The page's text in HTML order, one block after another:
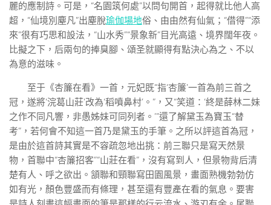
麗的應制詩。可是，“名園筑何處”以問句開首，起得就比他人高
超，“仙境別塵凡”出塵脫瑜伽場地俗、由由然有仙氣；“借得”“添
來”很有巧思和設法，“山水秀”“景象新”目光高遠、境界闊年夜。
比擬之下，后兩句的捧臭腳、頌圣就顯得有點決心為之、不以
為意的滋味。
至于《杏簾在看》一首，元妃既“指‘杏簾’一首為前三首之
冠，遂將‘浣葛山莊’改為‘稻噴鼻村’。”，又“笑道：‘終是薛林二妹
之作不同凡響，非愚姊妹可同列者。’”還了解黛玉為寶玉“替
考”，若何會不知這一首乃是黛玉的手筆。之所以評這首為冠，
是由於這首詩其實是不容疏忽地出挑：前三聯只是寫天然景
物，首聯中“杏簾招客”“山莊在看”，沒有寫到人，但景物背后清
楚有人、呼之欲出。頷聯和頸聯寫田園風景，畫面熟機勃勃仿
如有光，顏色豐盛而有條理，甚至還有豐產在看的氣息。要害